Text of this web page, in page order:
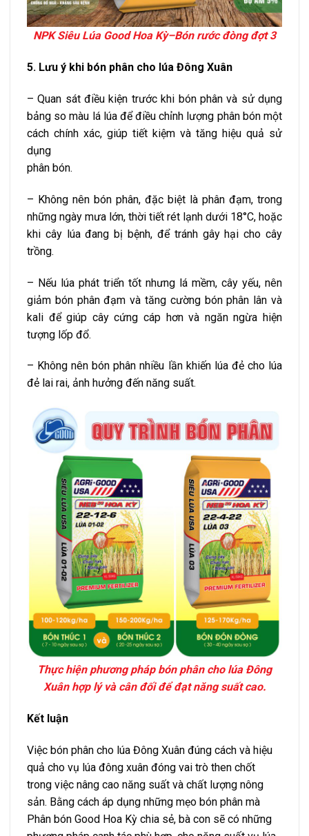
NPK Siêu Lúa Good Hoa Kỳ–Bón rước đòng đợt 3
5. Lưu ý khi bón phân cho lúa Đông Xuân
– Quan sát điều kiện trước khi bón phân và sử dụng
bảng so màu lá lúa để điều chỉnh lượng phân bón một
cách chính xác, giúp tiết kiệm và tăng hiệu quả sử
dụng
phân bón.
– Không nên bón phân, đặc biệt là phân đạm, trong
những ngày mưa lớn, thời tiết rét lạnh dưới 18°C, hoặc
khi cây lúa đang bị bệnh, để tránh gây hại cho cây
trồng.
– Nếu lúa phát triển tốt nhưng lá mềm, cây yếu, nên
giảm bón phân đạm và tăng cường bón phân lân và
kali để giúp cây cứng cáp hơn và ngăn ngừa hiện
tượng lốp đổ.
– Không nên bón phân nhiều lần khiến lúa đẻ cho lúa
đẻ lai rai, ảnh hưởng đến năng suất.
Thực hiện phương pháp bón phân cho lúa Đông
Xuân hợp lý và cân đối để đạt năng suất cao.
Kết luận
Việc bón phân cho lúa Đông Xuân đúng cách và hiệu
quả cho vụ lúa đông xuân đóng vai trò then chốt
trong việc nâng cao năng suất và chất lượng nông
sản. Bằng cách áp dụng những mẹo bón phân mà
Phân bón Good Hoa Kỳ chia sẻ, bà con sẽ có những